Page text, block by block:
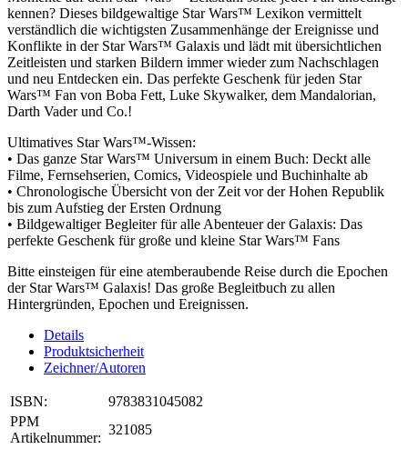
kennen? Dieses bildgewaltige Star Wars™ Lexikon vermittelt
verständlich die wichtigsten Zusammenhänge der Ereignisse und
Konflikte in der Star Wars™ Galaxis und lädt mit übersichtlichen
Zeitleisten und starken Bildern immer wieder zum Nachschlagen
und neu Entdecken ein. Das perfekte Geschenk für jeden Star
Wars™ Fan von Boba Fett, Luke Skywalker, dem Mandalorian,
Darth Vader und Co.!
Ultimatives Star Wars™-Wissen:
• Das ganze Star Wars™ Universum in einem Buch: Deckt alle
Filme, Fernsehserien, Comics, Videospiele und Buchinhalte ab
• Chronologische Übersicht von der Zeit vor der Hohen Republik
bis zum Aufstieg der Ersten Ordnung
• Bildgewaltiger Begleiter für alle Abenteuer der Galaxis: Das
perfekte Geschenk für große und kleine Star Wars™ Fans
Bitte einsteigen für eine atemberaubende Reise durch die Epochen
der Star Wars™ Galaxis! Das große Begleitbuch zu allen
Hintergründen, Epochen und Ereignissen.
Details
Produktsicherheit
Zeichner/Autoren
ISBN:
9783831045082
PPM
Artikelnummer:
321085